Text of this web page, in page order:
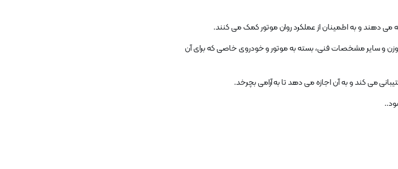
می دهند و به اطمینان از عملکرد روان موتور کمک می کنند.
وزن و سایر مشخصات فنی، بسته به موتور و خودروی خاصی که برای آن
می کند و به آن اجازه می دهد تا به آرامی بچرخد.